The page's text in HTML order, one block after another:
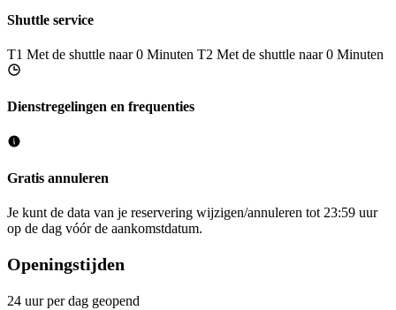
Shuttle service
T1 Met de shuttle naar 0 Minuten T2 Met de shuttle naar 0 Minuten
Dienstregelingen en frequenties
Gratis annuleren
Je kunt de data van je reservering wijzigen/annuleren tot 23:59 uur
op de dag vóór de aankomstdatum.
Openingstijden
24 uur per dag geopend